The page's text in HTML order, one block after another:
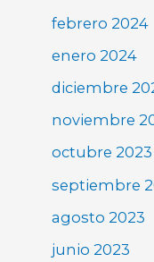
febrero 2024
enero 2024
diciembre
noviembre
octubre 2023
septiembre
agosto 2023
junio 2023